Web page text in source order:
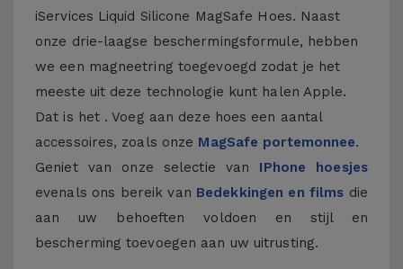
iServices Liquid Silicone MagSafe Hoes. Naast
onze drie-laagse beschermingsformule, hebben
we een magneetring toegevoegd zodat je het
meeste uit deze technologie kunt halen Apple.
Dat is het . Voeg aan deze hoes een aantal
accessoires, zoals onze MagSafe portemonnee.
Geniet van onze selectie van IPhone hoesjes
evenals ons bereik van Bedekkingen en films die
aan uw behoeften voldoen en stijl en
bescherming toevoegen aan uw uitrusting.